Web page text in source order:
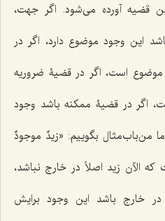
قضیه آورده مى‌شود. اگر جهت،
این وجود موضوع دارد، اگر در
است، اگر در قضیۀ ضروریه
اگر در قضیۀ ممكنه باشد وجود
بگوییم: «زیدٌ موجودٌ
الآن زید اصلاً در خارج نباشد،
خارج باشد این وجود برایش